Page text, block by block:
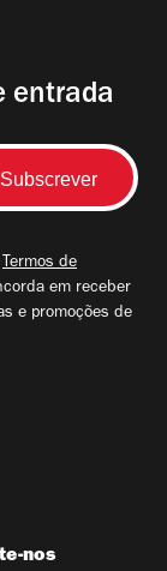
entrada
Termos de
em receber
e promoções de
nos